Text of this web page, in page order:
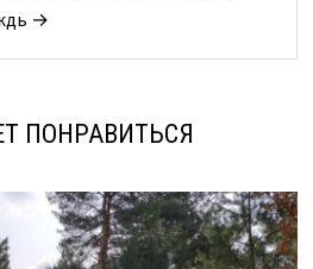
→
ПОНРАВИТЬСЯ